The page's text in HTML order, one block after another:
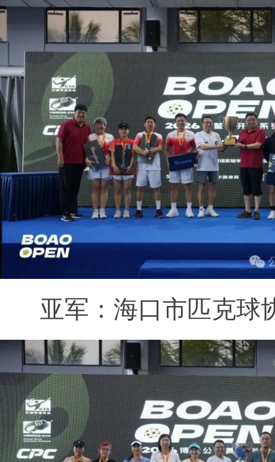
亚军：海口市匹克球